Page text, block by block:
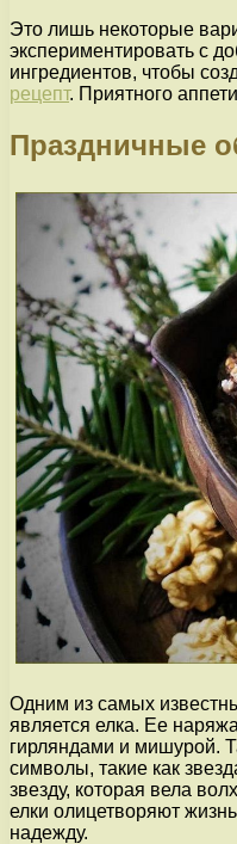
Это лишь некоторые
экспериментировать с
ингредиентов, чтобы
рецепт. Приятного
Праздничные
Одним из самых
является елка. Ее
гирляндами и мишурой.
символы, такие как
звезду, которая вела
елки олицетворяют
надежду.